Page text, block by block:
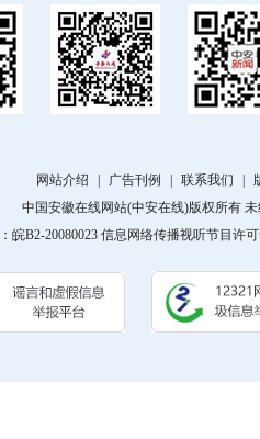
网站介绍 广告刊例 联系我们
中国安徽在线网站(中安在线)版权所有
皖B2-20080023 信息网络传播视听节目许